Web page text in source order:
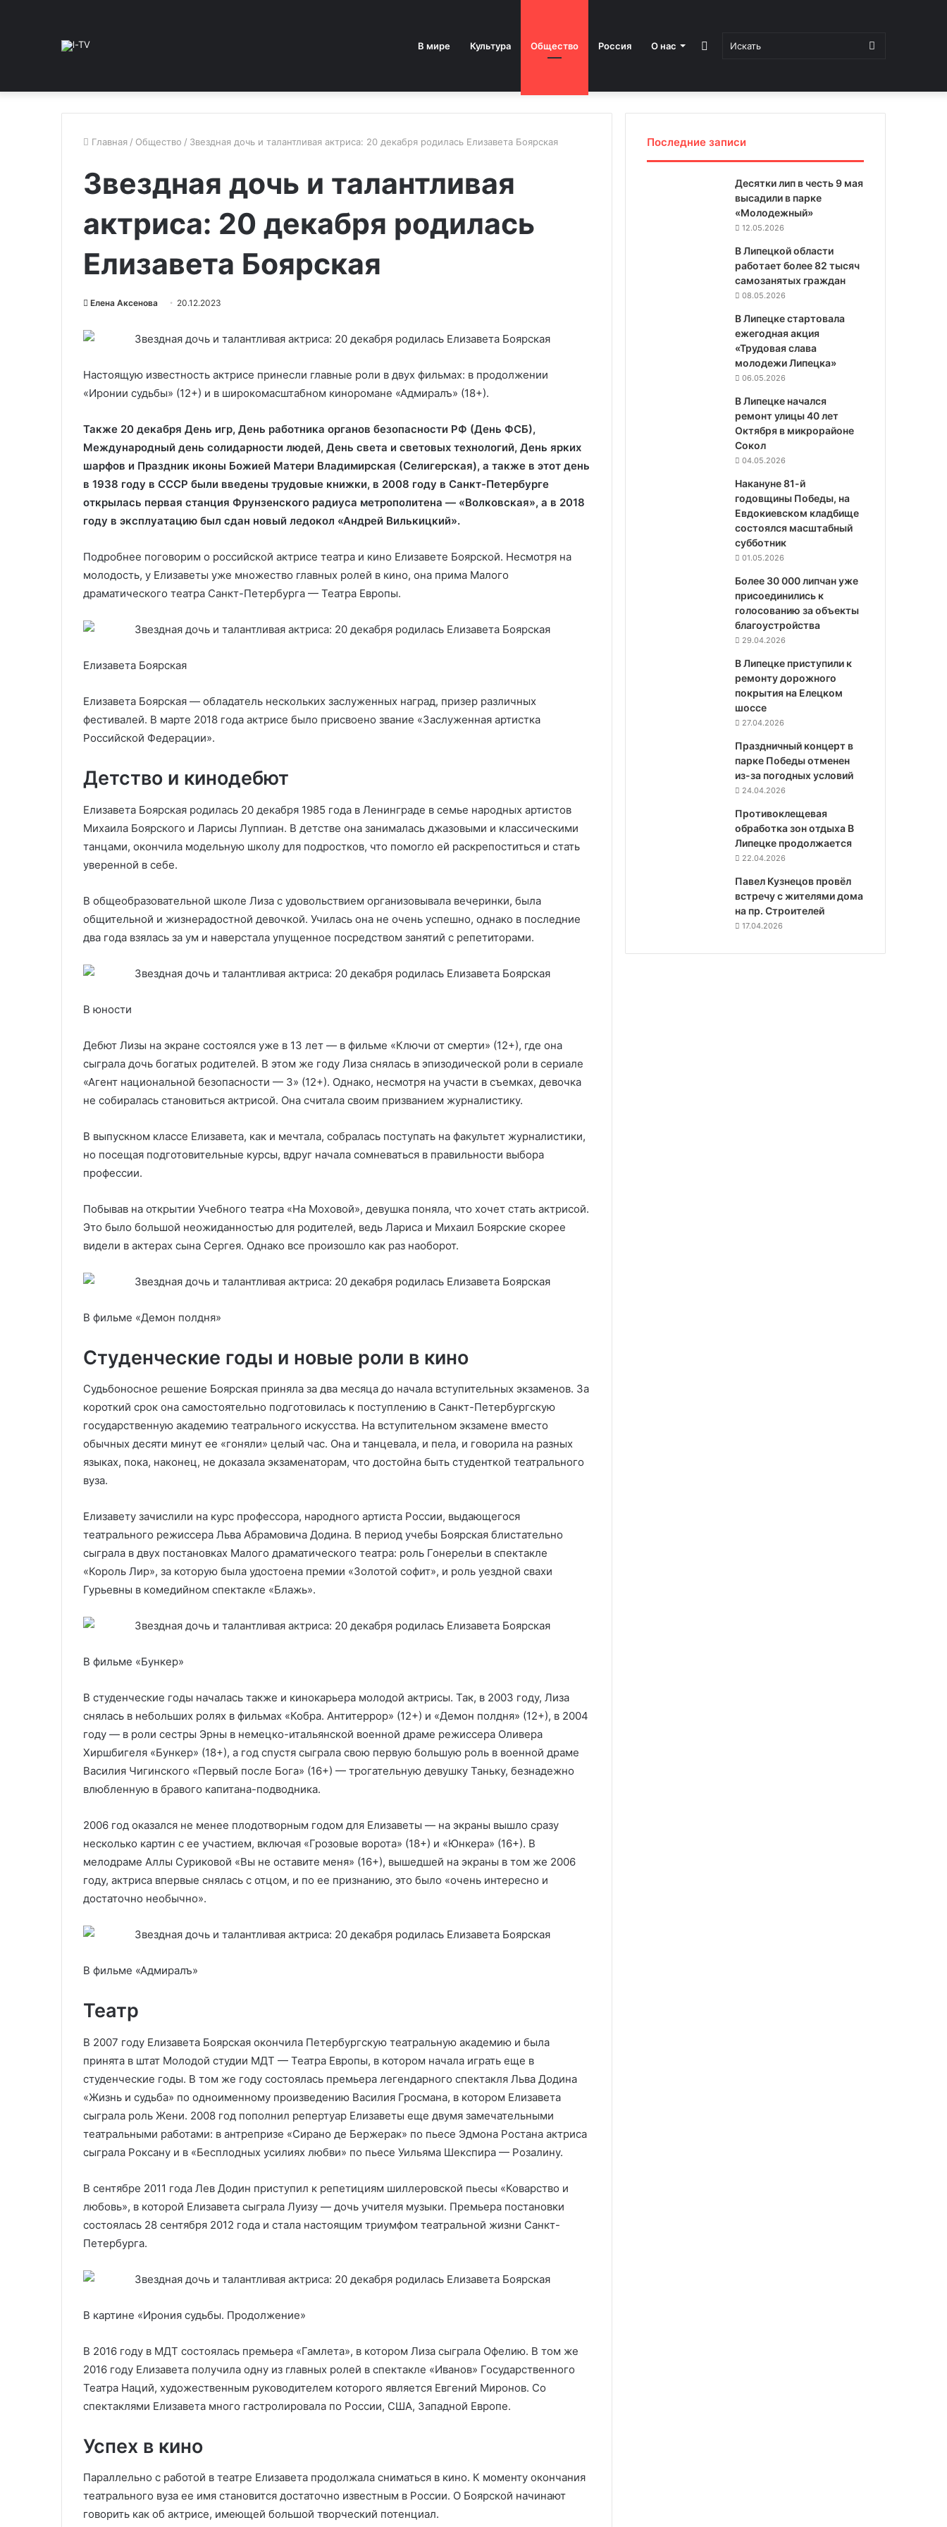
В мире Культура Общество Россия О нас Искать
Sidebar
Главная / Общество / Звездная дочь и талантливая актриса: 20 декабря родилась Елизавета Боярская
Звездная дочь и талантливая
актриса: 20 декабря родилась
Елизавета Боярская
Елена Аксенова 20.12.2023
Настоящую известность актрисе принесли главные роли в двух фильмах: в продолжении
«Иронии судьбы» (12+) и в широкомасштабном киноромане «Адмиралъ» (18+).
Также 20 декабря День игр, День работника органов безопасности РФ (День ФСБ),
Международный день солидарности людей, День света и световых технологий, День ярких
шарфов и Праздник иконы Божией Матери Владимирская (Селигерская), а также в этот день
в 1938 году в СССР были введены трудовые книжки, в 2008 году в Санкт-Петербурге
открылась первая станция Фрунзенского радиуса метрополитена — «Волковская», а в 2018
году в эксплуатацию был сдан новый ледокол «Андрей Вилькицкий».
Подробнее поговорим о российской актрисе театра и кино Елизавете Боярской. Несмотря на
молодость, у Елизаветы уже множество главных ролей в кино, она прима Малого
драматического театра Санкт-Петербурга — Театра Европы.
Елизавета Боярская
Елизавета Боярская — обладатель нескольких заслуженных наград, призер различных
фестивалей. В марте 2018 года актрисе было присвоено звание «Заслуженная артистка
Российской Федерации».
Детство и кинодебют
Елизавета Боярская родилась 20 декабря 1985 года в Ленинграде в семье народных артистов
Михаила Боярского и Ларисы Луппиан. В детстве она занималась джазовыми и классическими
танцами, окончила модельную школу для подростков, что помогло ей раскрепоститься и стать
уверенной в себе.
В общеобразовательной школе Лиза с удовольствием организовывала вечеринки, была
общительной и жизнерадостной девочкой. Училась она не очень успешно, однако в последние
два года взялась за ум и наверстала упущенное посредством занятий с репетиторами.
В юности
Дебют Лизы на экране состоялся уже в 13 лет — в фильме «Ключи от смерти» (12+), где она
сыграла дочь богатых родителей. В этом же году Лиза снялась в эпизодической роли в сериале
«Агент национальной безопасности — 3» (12+). Однако, несмотря на участи в съемках, девочка
не собиралась становиться актрисой. Она считала своим призванием журналистику.
В выпускном классе Елизавета, как и мечтала, собралась поступать на факультет журналистики,
но посещая подготовительные курсы, вдруг начала сомневаться в правильности выбора
профессии.
Побывав на открытии Учебного театра «На Моховой», девушка поняла, что хочет стать актрисой.
Это было большой неожиданностью для родителей, ведь Лариса и Михаил Боярские скорее
видели в актерах сына Сергея. Однако все произошло как раз наоборот.
В фильме «Демон полдня»
Студенческие годы и новые роли в кино
Судьбоносное решение Боярская приняла за два месяца до начала вступительных экзаменов. За
короткий срок она самостоятельно подготовилась к поступлению в Санкт-Петербургскую
государственную академию театрального искусства. На вступительном экзамене вместо
обычных десяти минут ее «гоняли» целый час. Она и танцевала, и пела, и говорила на разных
языках, пока, наконец, не доказала экзаменаторам, что достойна быть студенткой театрального
вуза.
Елизавету зачислили на курс профессора, народного артиста России, выдающегося
театрального режиссера Льва Абрамовича Додина. В период учебы Боярская блистательно
сыграла в двух постановках Малого драматического театра: роль Гонерельи в спектакле
«Король Лир», за которую была удостоена премии «Золотой софит», и роль уездной свахи
Гурьевны в комедийном спектакле «Блажь».
В фильме «Бункер»
В студенческие годы началась также и кинокарьера молодой актрисы. Так, в 2003 году, Лиза
снялась в небольших ролях в фильмах «Кобра. Антитеррор» (12+) и «Демон полдня» (12+), в 2004
году — в роли сестры Эрны в немецко-итальянской военной драме режиссера Оливера
Хиршбигеля «Бункер» (18+), а год спустя сыграла свою первую большую роль в военной драме
Василия Чигинского «Первый после Бога» (16+) — трогательную девушку Таньку, безнадежно
влюбленную в бравого капитана-подводника.
2006 год оказался не менее плодотворным годом для Елизаветы — на экраны вышло сразу
несколько картин с ее участием, включая «Грозовые ворота» (18+) и «Юнкера» (16+). В
мелодраме Аллы Суриковой «Вы не оставите меня» (16+), вышедшей на экраны в том же 2006
году, актриса впервые снялась с отцом, и по ее признанию, это было «очень интересно и
достаточно необычно».
В фильме «Адмиралъ»
Театр
В 2007 году Елизавета Боярская окончила Петербургскую театральную академию и была
принята в штат Молодой студии МДТ — Театра Европы, в котором начала играть еще в
студенческие годы. В том же году состоялась премьера легендарного спектакля Льва Додина
«Жизнь и судьба» по одноименному произведению Василия Гросмана, в котором Елизавета
сыграла роль Жени. 2008 год пополнил репертуар Елизаветы еще двумя замечательными
театральными работами: в антрепризе «Сирано де Бержерак» по пьесе Эдмона Ростана актриса
сыграла Роксану и в «Бесплодных усилиях любви» по пьесе Уильяма Шекспира — Розалину.
В сентябре 2011 года Лев Додин приступил к репетициям шиллеровской пьесы «Коварство и
любовь», в которой Елизавета сыграла Луизу — дочь учителя музыки. Премьера постановки
состоялась 28 сентября 2012 года и стала настоящим триумфом театральной жизни Санкт-
Петербурга.
В картине «Ирония судьбы. Продолжение»
В 2016 году в МДТ состоялась премьера «Гамлета», в котором Лиза сыграла Офелию. В том же
2016 году Елизавета получила одну из главных ролей в спектакле «Иванов» Государственного
Театра Наций, художественным руководителем которого является Евгений Миронов. Со
спектаклями Елизавета много гастролировала по России, США, Западной Европе.
Успех в кино
Параллельно с работой в театре Елизавета продолжала сниматься в кино. К моменту окончания
театрального вуза ее имя становится достаточно известным в России. О Боярской начинают
говорить как об актрисе, имеющей большой творческий потенциал.
Последние записи
Десятки лип в честь 9 мая
высадили в парке
«Молодежный»
12.05.2026
В Липецкой области
работает более 82 тысяч
самозанятых граждан
08.05.2026
В Липецке стартовала
ежегодная акция
«Трудовая слава
молодежи Липецка»
06.05.2026
В Липецке начался
ремонт улицы 40 лет
Октября в микрорайоне
Сокол
04.05.2026
Накануне 81-й
годовщины Победы, на
Евдокиевском кладбище
состоялся масштабный
субботник
01.05.2026
Более 30 000 липчан уже
присоединились к
голосованию за объекты
благоустройства
29.04.2026
В Липецке приступили к
ремонту дорожного
покрытия на Елецком
шоссе
27.04.2026
Праздничный концерт в
парке Победы отменен
из-за погодных условий
24.04.2026
Противоклещевая
обработка зон отдыха В
Липецке продолжается
22.04.2026
Павел Кузнецов провёл
встречу с жителями дома
на пр. Строителей
17.04.2026